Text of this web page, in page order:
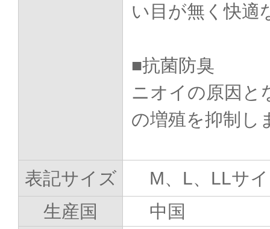
い目が無く快適
■抗菌防臭
ニオイの原因と
の増殖を抑制し
表記サイズ
M、L、LLサ
生産国
中国